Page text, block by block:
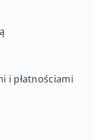
i płatnościami